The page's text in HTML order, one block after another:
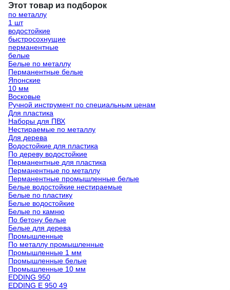
Этот товар из подборок
по металлу
1 шт
водостойкие
быстросохнущие
перманентные
белые
Белые по металлу
Перманентные белые
Японские
10 мм
Восковые
Ручной инструмент по специальным ценам
Для пластика
Наборы для ПВХ
Нестираемые по металлу
Для дерева
Водостойкие для пластика
По дереву водостойкие
Перманентные для пластика
Перманентные по металлу
Перманентные промышленные белые
Белые водостойкие нестираемые
Белые по пластику
Белые водостойкие
Белые по камню
По бетону белые
Белые для дерева
Промышленные
По металлу промышленные
Промышленные 1 мм
Промышленные белые
Промышленные 10 мм
EDDING 950
EDDING E 950 49